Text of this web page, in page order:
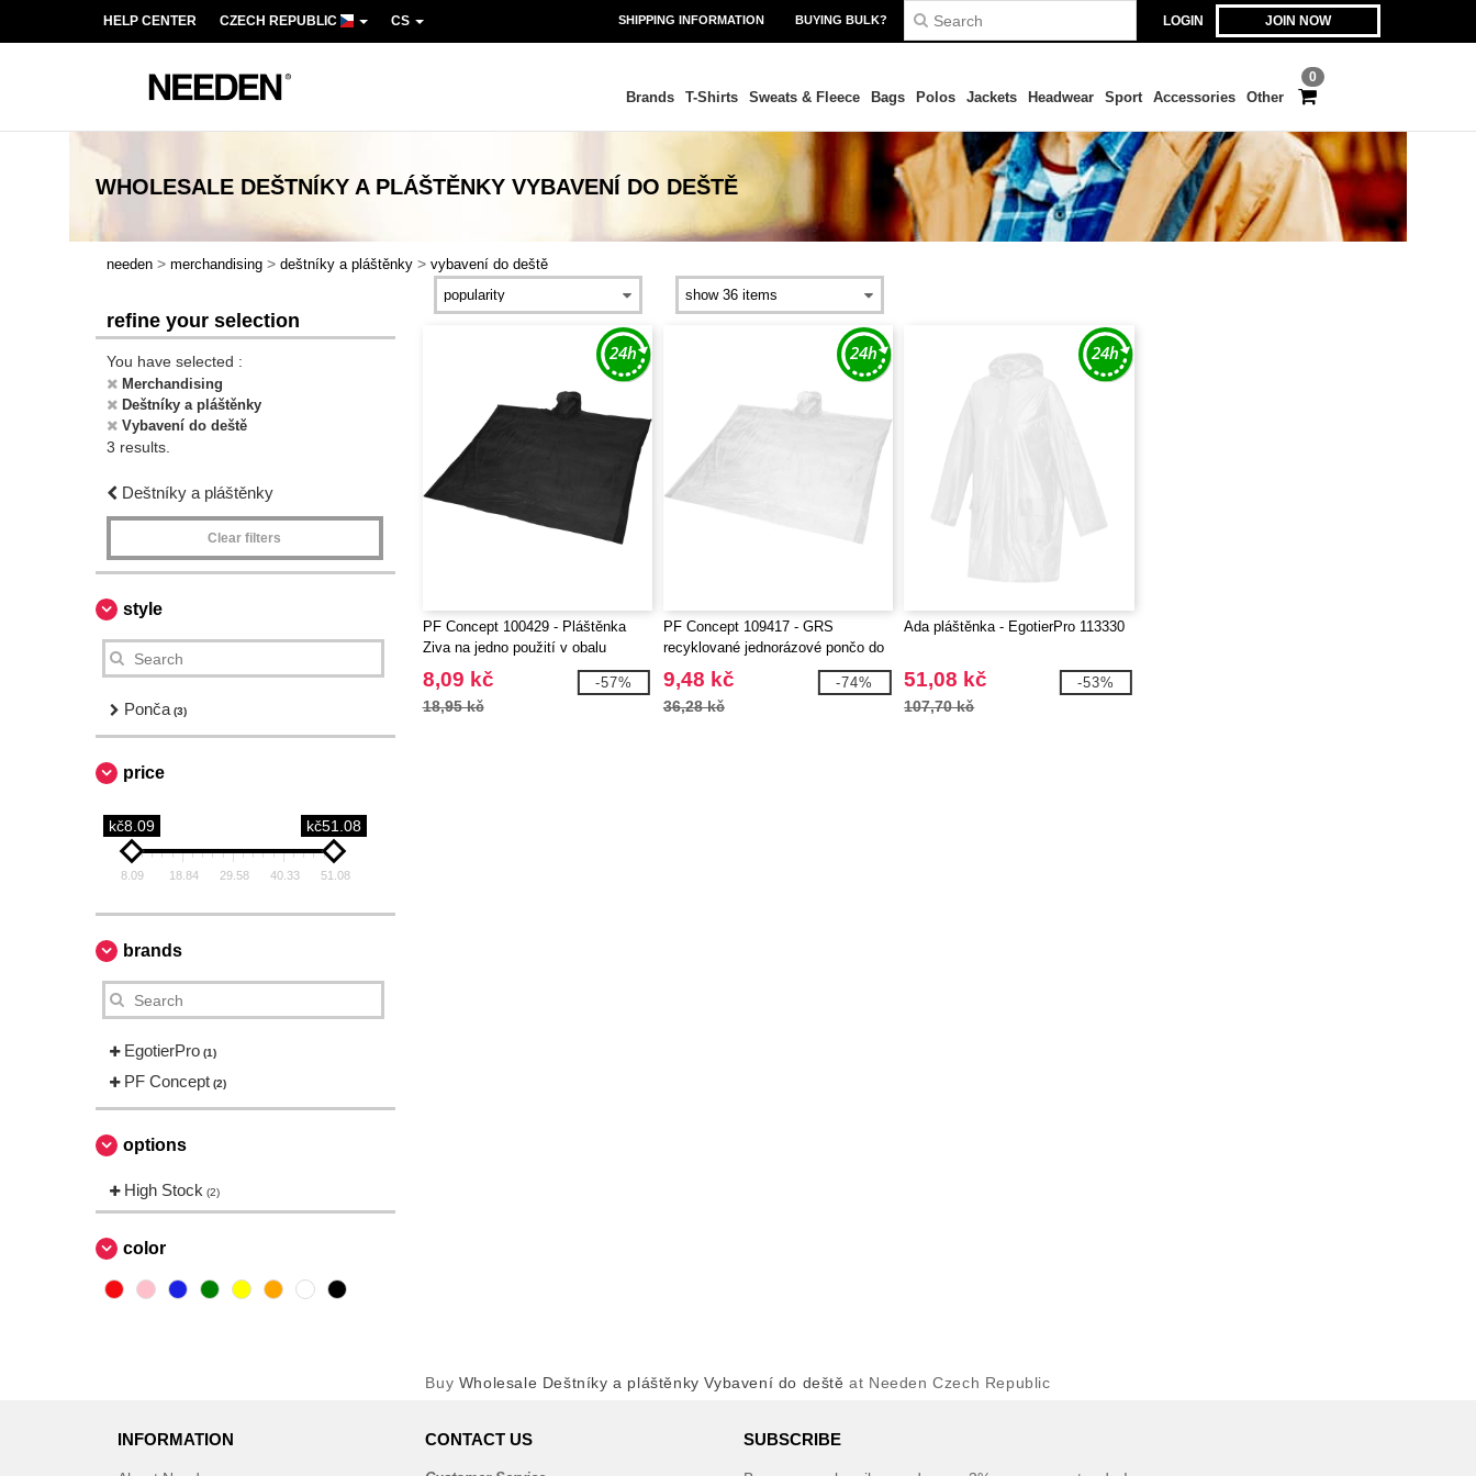
LOGIN JOIN NOW
HELP CENTER CZECH REPUBLIC CS SHIPPING INFORMATION BUYING BULK?
0
Brands T-Shirts Sweats & Fleece Bags Polos Jackets Headwear Sport Accessories Other
WHOLESALE DEŠTNÍKY A PLÁŠTĚNKY VYBAVENÍ DO DEŠTĚ
needen > merchandising > deštníky a pláštěnky > vybavení do deště
refine your selection
You have selected :
Merchandising
Deštníky a pláštěnky
Vybavení do deště
3 results.
Deštníky a pláštěnky
Clear filters
style
Ponča (3)
price
kč8.09 kč51.08
8.09 18.84 29.58 40.33 51.08
brands
EgotierPro (1)
PF Concept (2)
options
High Stock (2)
color
PF Concept 100429 - Pláštěnka
Ziva na jedno použití v obalu
8,09 kč
18,95 kč
-57%
PF Concept 109417 - GRS
recyklované jednorázové pončo do
deště Mayan s úložným vakem
9,48 kč
36,28 kč
-74%
Ada pláštěnka - EgotierPro 113330
51,08 kč
107,70 kč
-53%
Buy Wholesale Deštníky a pláštěnky Vybavení do deště at Needen Czech Republic
INFORMATION CONTACT US SUBSCRIBE